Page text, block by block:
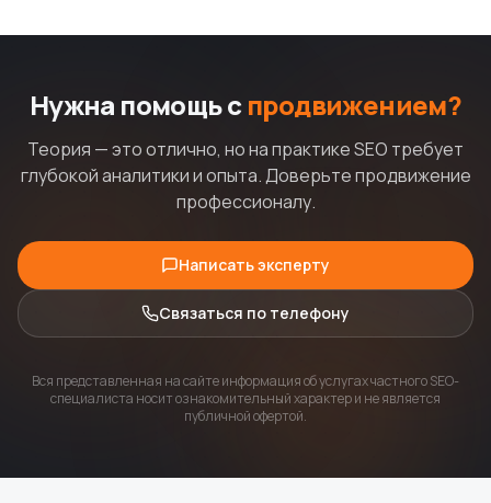
Нужна помощь с продвижением?
Теория — это отлично, но на практике SEO требует
глубокой аналитики и опыта. Доверьте продвижение
профессионалу.
Написать эксперту
Связаться по телефону
Вся представленная на сайте информация об услугах частного SEO-
специалиста носит ознакомительный характер и не является
публичной офертой.